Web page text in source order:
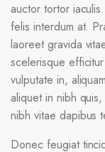
auctor tortor
felis interdum at.
laoreet gravida
scelerisque
vulputate in,
aliquet in nibh
nibh vitae dapibus
Donec feugiat